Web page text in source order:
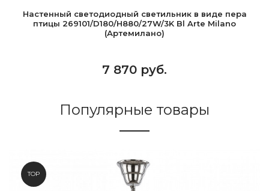
Настенный светодиодный светильник в виде пера
птицы 269101/D180/H880/27W/3K Bl Arte Milano
(Артемилано)
7 870 руб.
Популярные товары
TOP